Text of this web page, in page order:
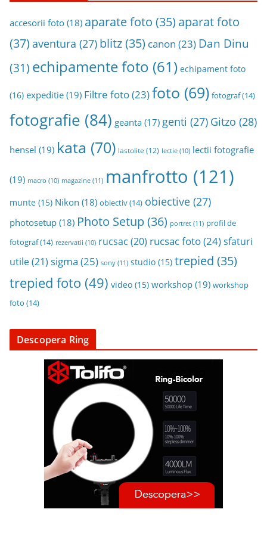
accesorii foto (18) aparate foto (35) aparat foto
(37) aventura (27) blitz(35) canon (23) Dan Dinu
(31) echipamente foto (61) echipament foto
(16) expeditie (19) Filtre foto(23)foto (69) fotograf(14)
fotografie (84) geanta (17) genti (27) Gitzo (28)
hensel (19) kata (70) lastolite (12) lectie (10) lectii fotografie
(19) macro (10) magazine (11) manfrotto (121)
munte (15) Nikon (18) obiectiv(14) obiective (27)
photosetup (18) Photo Setup(36) portret (11) profil de
fotograf(14) rezervatii (10) rucsac (20) rucsac foto(24)sfaturi
utile(21) sigma (25) sony (11) studio (15) trepied (35)
trepied foto (49) video (15) workshop (19) workshop
foto (14)
Descopera Ring